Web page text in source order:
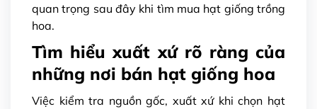
quan trọng sau đây khi tìm mua hạt giống trồng
hoa.
Tìm hiểu xuất xứ rõ ràng của
những nơi bán hạt giống hoa
Việc kiểm tra nguồn gốc, xuất xứ khi chọn hạt